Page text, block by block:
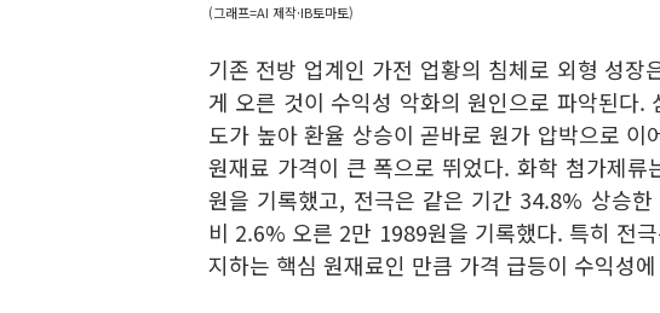
(그래프=AI 제작·IB토마토)
기존 전방 업계인 가전 업황의 침체로 외형 성장
게 오른 것이 수익성 악화의 원인으로 파악된다.
도가 높아 환율 상승이 곧바로 원가 압박으로 이
원재료 가격이 큰 폭으로 뛰었다. 화학 첨가제
원을 기록했고, 전극은 같은 기간 34.8% 상승
비 2.6% 오른 2만 1989원을 기록했다. 특히 전
지하는 핵심 원재료인 만큼 가격 급등이 수익성